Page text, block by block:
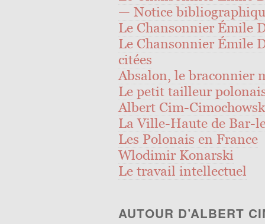
— Notice
Le Chansonnier Émile
Le Chansonnier Émile
citées
Absalon, le braconnier
Le petit tailleur
Albert Cim-
La Ville-Haute de Bar-
Les Polonais en France
Wlodimir Konarski
Le travail intellectuel
AUTOUR D’ALBERT